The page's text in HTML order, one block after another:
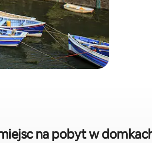
na pobyt w